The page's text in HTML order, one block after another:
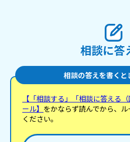
相談に答
相談の答えを書くと
【「相談する」「相談に答える
ール】 をかならず読んでから、
ください。